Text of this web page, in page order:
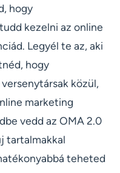
hogy
kezelni az online
Legyél te az, aki
hogy
közül,
marketing
vedd az OMA 2.0
tartalmakkal
teheted